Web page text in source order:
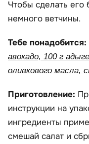
Чтобы сделать его
немного ветчины.
Тебе понадобится:
авокадо, 100 г
оливкового масла,
Приготовление:
инструкции на
ингредиенты
смешай салат и